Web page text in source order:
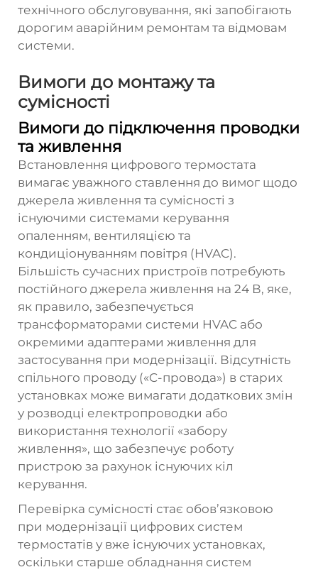
технічного обслуговування, які запобігають
дорогим аварійним ремонтам та відмовам
системи.
Вимоги до монтажу та
сумісності
Вимоги до підключення проводки
та живлення
Встановлення цифрового термостата
вимагає уважного ставлення до вимог щодо
джерела живлення та сумісності з
існуючими системами керування
опаленням, вентиляцією та
кондиціонуванням повітря (HVAC).
Більшість сучасних пристроїв потребують
постійного джерела живлення на 24 В, яке,
як правило, забезпечується
трансформаторами системи HVAC або
окремими адаптерами живлення для
застосування при модернізації. Відсутність
спільного проводу («C-провода») в старих
установках може вимагати додаткових змін
у розводці електропроводки або
використання технології «забору
живлення», що забезпечує роботу
пристрою за рахунок існуючих кіл
керування.
Перевірка сумісності стає обов’язковою
при модернізації цифрових систем
термостатів у вже існуючих установках,
оскільки старше обладнання систем